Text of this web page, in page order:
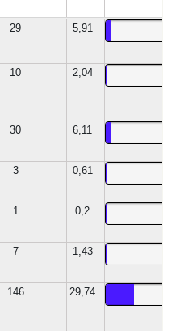
29 5,91
10 2,04
30 6,11
3 0,61
1 0,2
7 1,43
146 29,74